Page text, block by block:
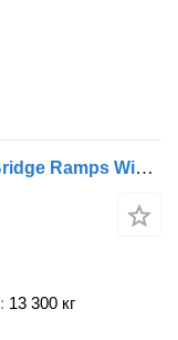
Meusburger MTS-3 Powersteering Bridge Ramps Winch!
13 300 кг